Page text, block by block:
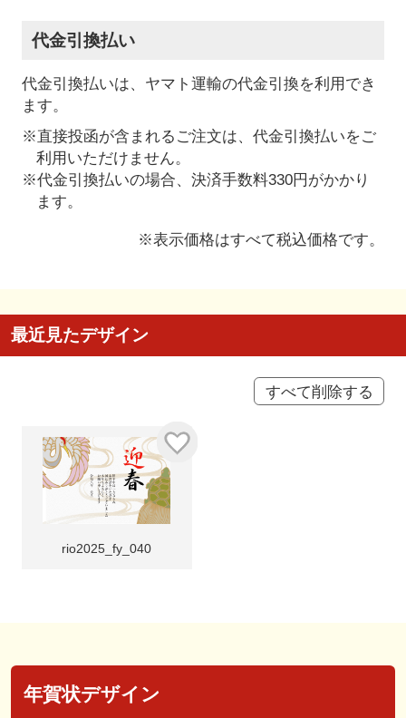
代金引換払い
代金引換払いは、ヤマト運輸の代金引換を利用でき
ます。
※直接投函が含まれるご注文は、代金引換払いをご
利用いただけません。
※代金引換払いの場合、決済手数料330円がかかり
ます。
※表示価格はすべて税込価格です。
最近見たデザイン
すべて削除する
rio2025_fy_040
年賀状デザイン